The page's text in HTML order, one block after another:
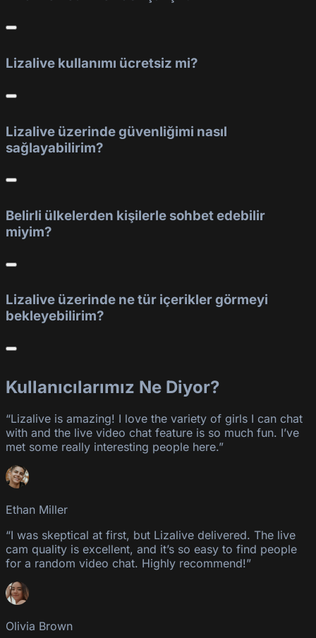
Lizalive kullanımı ücretsiz mi?
Lizalive üzerinde güvenliğimi nasıl
sağlayabilirim?
Belirli ülkelerden kişilerle sohbet edebilir
miyim?
Lizalive üzerinde ne tür içerikler görmeyi
bekleyebilirim?
Kullanıcılarımız Ne Diyor?
“Lizalive is amazing! I love the variety of girls I can chat
with and the live video chat feature is so much fun. I’ve
met some really interesting people here.”
Ethan Miller
“I was skeptical at first, but Lizalive delivered. The live
cam quality is excellent, and it’s so easy to find people
for a random video chat. Highly recommend!”
Olivia Brown